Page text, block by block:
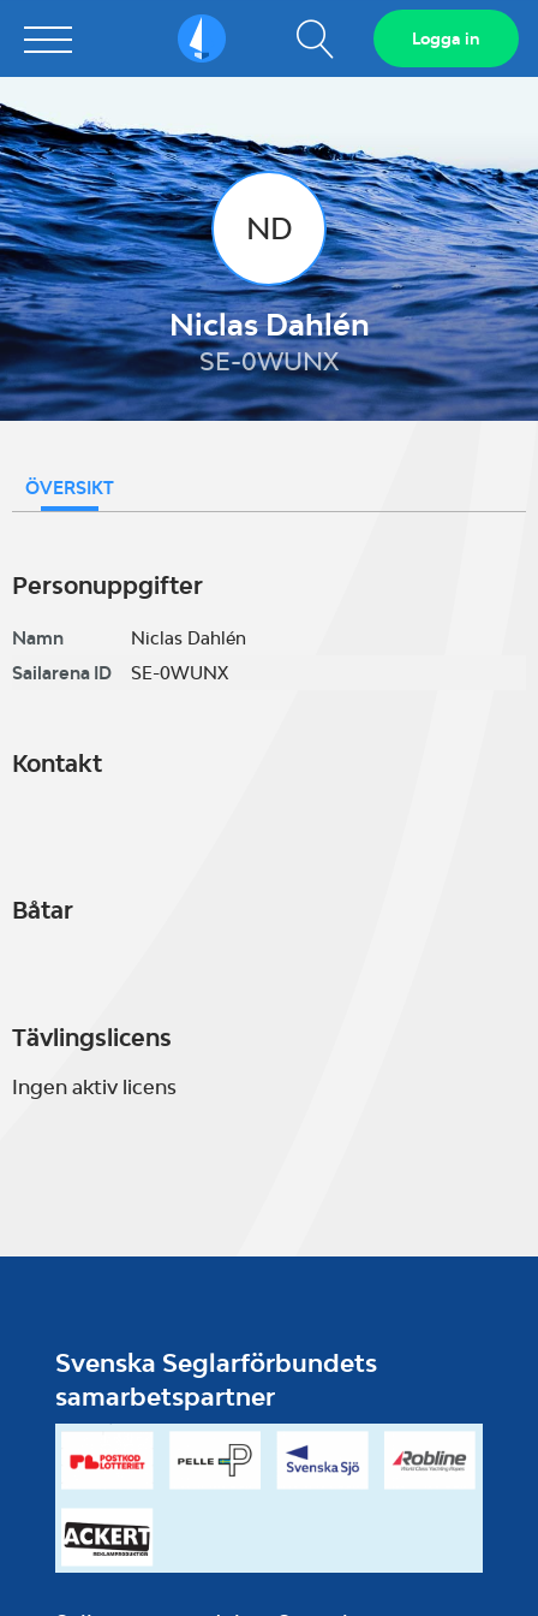
Sailarena Visa
sökfält
Logga in
ND
Niclas Dahlén
SE-0WUNX
ÖVERSIKT
Personuppgifter
Namn
Niclas Dahlén
Sailarena ID
SE-0WUNX
Kontakt
Båtar
Tävlingslicens
Ingen aktiv licens
Svenska Seglarförbundets
samarbetspartner